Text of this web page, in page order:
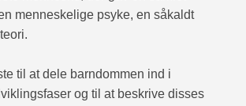
menneskelige psyke, en såkaldt
til at dele barndommen ind i
og til at beskrive disses